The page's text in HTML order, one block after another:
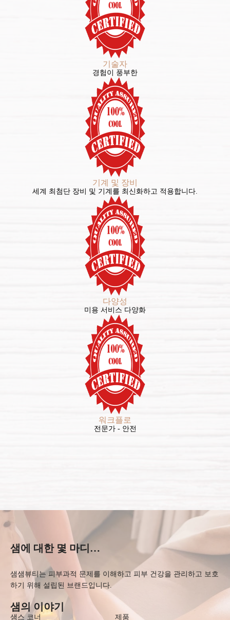
기술자
경험이 풍부한
기계 및 장비
세계 최첨단 장비 및 기계를 최신화하고 적용합니다.
다양성
미용 서비스 다양화
워크플로
전문가 - 안전
샘에 대한 몇 마디…
샘샘뷰티는 피부과적 문제를 이해하고 피부 건강을 관리하고 보호
하기 위해 설립된 브랜드입니다.
샘의 이야기
샘스 코너 제품